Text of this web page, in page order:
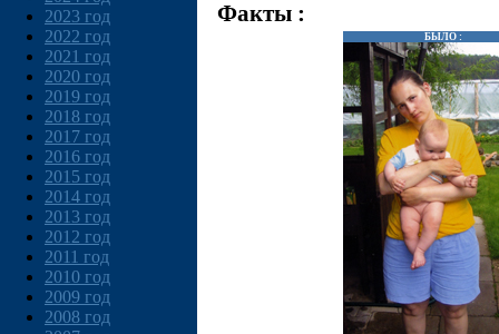
2023 год
2022 год
2021 год
2020 год
2019 год
2018 год
2017 год
2016 год
2015 год
2014 год
2013 год
2012 год
2011 год
2010 год
2009 год
2008 год
Факты :
БЫЛО :